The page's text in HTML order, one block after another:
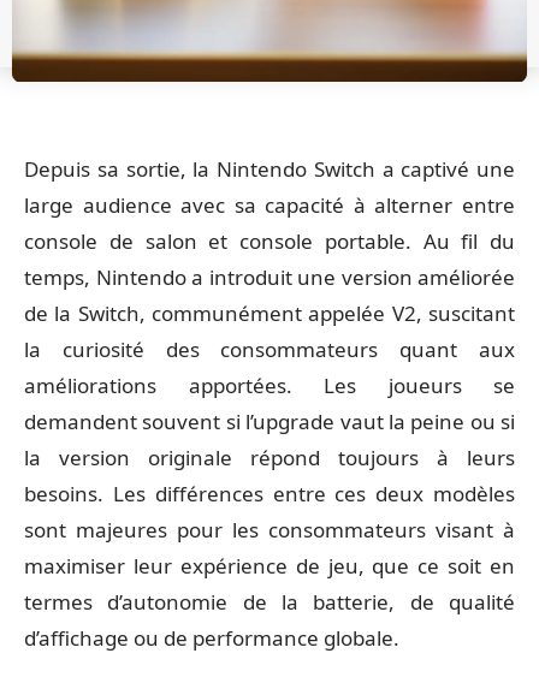
Depuis sa sortie, la Nintendo Switch a captivé une
large audience avec sa capacité à alterner entre
console de salon et console portable. Au fil du
temps, Nintendo a introduit une version améliorée
de la Switch, communément appelée V2, suscitant
la curiosité des consommateurs quant aux
améliorations apportées. Les joueurs se
demandent souvent si l’upgrade vaut la peine ou si
la version originale répond toujours à leurs
besoins. Les différences entre ces deux modèles
sont majeures pour les consommateurs visant à
maximiser leur expérience de jeu, que ce soit en
termes d’autonomie de la batterie, de qualité
d’affichage ou de performance globale.